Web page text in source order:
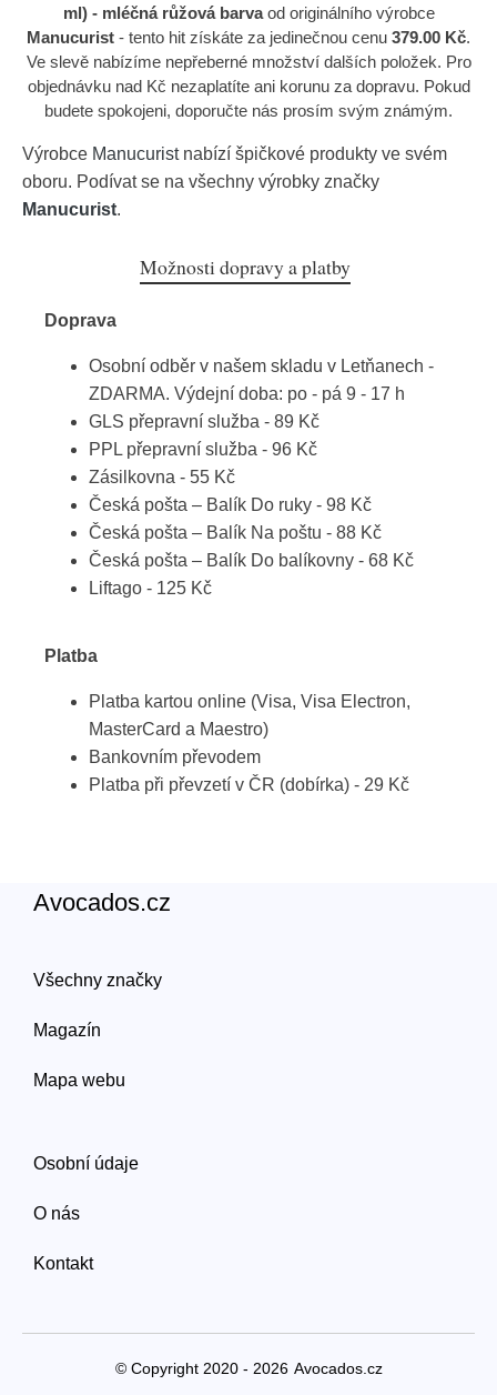
ml) - mléčná růžová barvaod originálního výrobce
Manucurist - tento hit získáte za jedinečnou cenu 379.00 Kč.
Ve slevě nabízíme nepřeberné množství dalších položek. Pro
objednávku nad Kč nezaplatíte ani korunu za dopravu. Pokud
budete spokojeni, doporučte nás prosím svým známým.
Výrobce Manucuristnabízí špičkové produkty ve svém
oboru. Podívat se na všechny výrobky značky
Manucurist.
Možnosti dopravy a platby
Doprava
Osobní odběr v našem skladu v Letňanech -
ZDARMA. Výdejní doba: po - pá 9 - 17 h
GLS přepravní služba - 89 Kč
PPL přepravní služba - 96 Kč
Zásilkovna - 55 Kč
Česká pošta – Balík Do ruky - 98 Kč
Česká pošta – Balík Na poštu - 88 Kč
Česká pošta – Balík Do balíkovny - 68 Kč
Liftago - 125 Kč
Platba
Platba kartou online (Visa, Visa Electron,
MasterCard a Maestro)
Bankovním převodem
Platba při převzetí v ČR (dobírka) - 29 Kč
Avocados.cz
Všechny značky
Magazín
Mapa webu
Osobní údaje
O nás
Kontakt
© Copyright 2020 - 2026 Avocados.cz